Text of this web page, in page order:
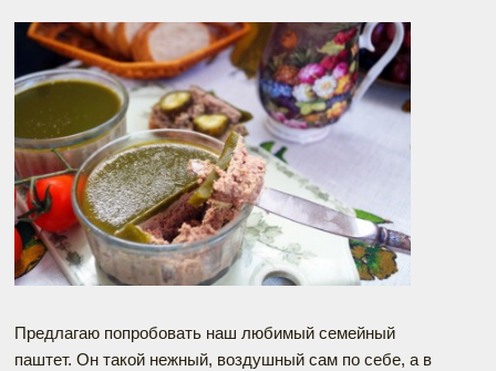
Предлагаю попробовать наш любимый семейный
паштет. Он такой нежный, воздушный сам по себе, а в